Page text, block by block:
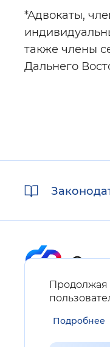
*Адвокаты,
также члены
Дальнего
Продолжая
Подробнее
ссылки
Карта сайта
Нашли ошибку на